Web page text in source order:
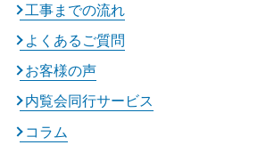
工事までの流れ
よくあるご質問
お客様の声
内覧会同行サービス
コラム